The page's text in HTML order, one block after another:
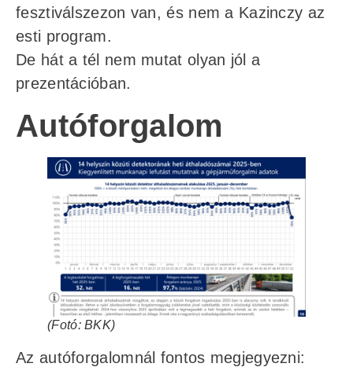
fesztiválszezon van, és nem a Kazinczy az
esti program.
De hát a tél nem mutat olyan jól a
prezentációban.
Autóforgalom
(Fotó: BKK)
Az autóforgalomnál fontos megjegyezni: